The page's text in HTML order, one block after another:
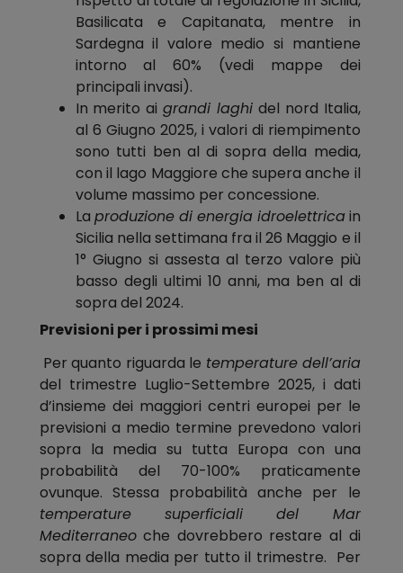
Basilicata e Capitanata, mentre in
Sardegna il valore medio si mantiene
intorno al 60% (vedi mappe dei
principali invasi).
In merito ai grandi laghidel nord Italia,
al 6 Giugno 2025, i valori di riempimento
sono tutti ben al di sopra della media,
con il lago Maggiore che supera anche il
volume massimo per concessione.
La produzione di energia idroelettricain
Sicilia nella settimana fra il 26 Maggio e il
1° Giugno si assesta al terzo valore più
basso degli ultimi 10 anni, ma ben al di
sopra del 2024.
Previsioni per i prossimi mesi
Per quanto riguarda le temperature dell’aria
del trimestre Luglio-Settembre 2025, i dati
d’insieme dei maggiori centri europei per le
previsioni a medio termine prevedono valori
sopra la media su tutta Europa con una
probabilità del 70-100% praticamente
ovunque. Stessa probabilità anche per le
temperature superficiali del Mar
Mediterraneoche dovrebbero restare al di
sopra della media per tutto il trimestre. Per